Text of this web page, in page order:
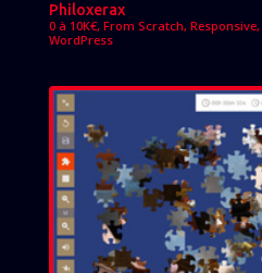
Philoxerax
0 à 10K€, From Scratch, Responsive,
WordPress